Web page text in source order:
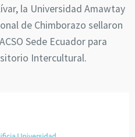
la Universidad Amawtay
de Chimborazo sellaron
Sede Ecuador para
Intercultural.